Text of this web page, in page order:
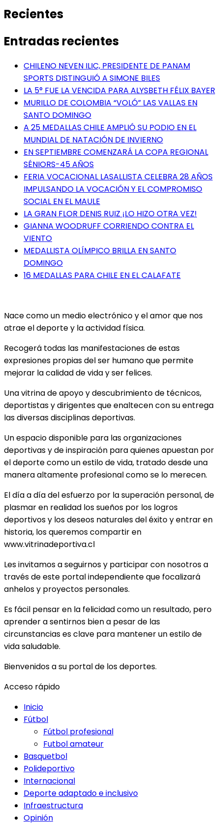
Recientes
Entradas recientes
CHILENO NEVEN ILIC, PRESIDENTE DE PANAM
SPORTS DISTINGUIÓ A SIMONE BILES
LA 5° FUE LA VENCIDA PARA ALYSBETH FÉLIX BAYER
MURILLO DE COLOMBIA “VOLÓ” LAS VALLAS EN
SANTO DOMINGO
A 25 MEDALLAS CHILE AMPLIÓ SU PODIO EN EL
MUNDIAL DE NATACIÓN DE INVIERNO
EN SEPTIEMBRE COMENZARÁ LA COPA REGIONAL
SÉNIORS-45 AÑOS
FERIA VOCACIONAL LASALLISTA CELEBRA 28 AÑOS
IMPULSANDO LA VOCACIÓN Y EL COMPROMISO
SOCIAL EN EL MAULE
LA GRAN FLOR DENIS RUIZ ¡LO HIZO OTRA VEZ!
GIANNA WOODRUFF CORRIENDO CONTRA EL
VIENTO
MEDALLISTA OLÍMPICO BRILLA EN SANTO
DOMINGO
16 MEDALLAS PARA CHILE EN EL CALAFATE
Nace como un medio electrónico y el amor que nos
atrae el deporte y la actividad física.
Recogerá todas las manifestaciones de estas
expresiones propias del ser humano que permite
mejorar la calidad de vida y ser felices.
Una vitrina de apoyo y descubrimiento de técnicos,
deportistas y dirigentes que enaltecen con su entrega
las diversas disciplinas deportivas.
Un espacio disponible para las organizaciones
deportivas y de inspiración para quienes apuestan por
el deporte como un estilo de vida, tratado desde una
manera altamente profesional como se lo merecen.
El día a día del esfuerzo por la superación personal, de
plasmar en realidad los sueños por los logros
deportivos y los deseos naturales del éxito y entrar en
historia, los queremos compartir en
www.vitrinadeportiva.cl
Les invitamos a seguirnos y participar con nosotros a
través de este portal independiente que focalizará
anhelos y proyectos personales.
Es fácil pensar en la felicidad como un resultado, pero
aprender a sentirnos bien a pesar de las
circunstancias es clave para mantener un estilo de
vida saludable.
Bienvenidos a su portal de los deportes.
Acceso rápido
Inicio
Fútbol
Fútbol profesional
Futbol amateur
Basquetbol
Polideportivo
Internacional
Deporte adaptado e inclusivo
Infraestructura
Opinión